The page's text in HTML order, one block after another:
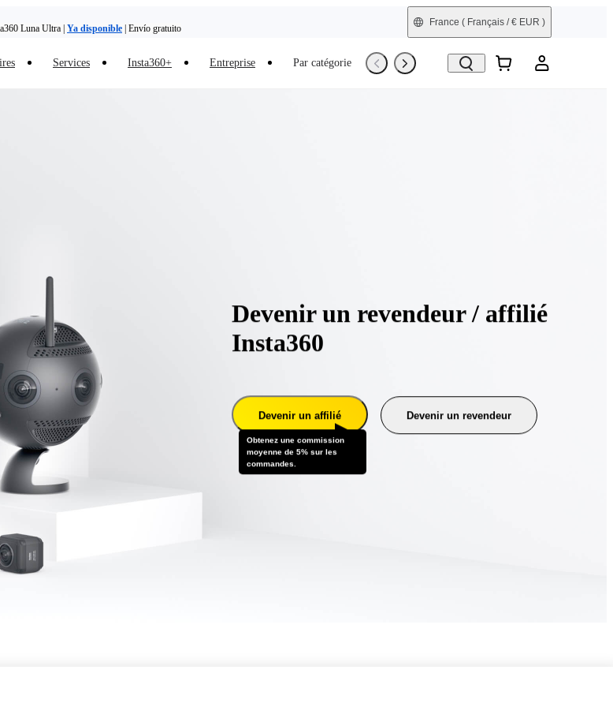
Luna Ultra | Ya disponible | Envío gratuito
France ( Français / € EUR )
Services Insta360+ Entreprise Par catégorie Trade-In Reconditionné
Devenir un revendeur / affilié
Insta360
Devenir un affilié
Obtenez une commission
moyenne de 5% sur les
commandes.
Devenir un revendeur